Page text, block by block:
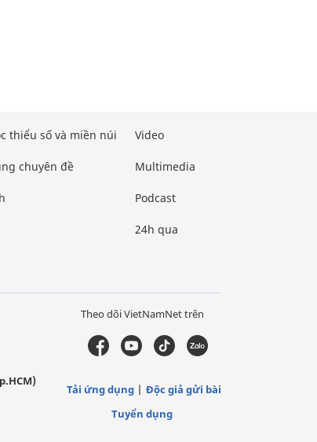
thiểu số và miền núi
chuyên đề
Video
Multimedia
Podcast
24h qua
Theo dõi VietNamNet trên
Tải ứng dụng
Độc giả gửi bài
Tuyển dụng